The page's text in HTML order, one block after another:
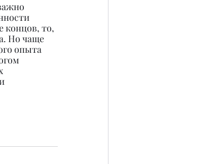
концов, то,
Но чаще
опыта